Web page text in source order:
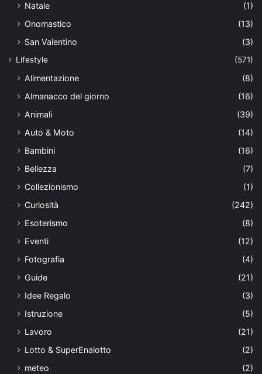
Natale
(1)
Onomastico
(13)
San Valentino
(3)
Lifestyle (571)
Alimentazione
(8)
Almanacco del giorno
(16)
Animali
(39)
Auto & Moto
(14)
Bambini
(16)
Bellezza
(7)
Collezionismo
(1)
Curiosità
(242)
Esoterismo
(8)
Eventi
(12)
Fotografia
(4)
Guide
(21)
Idee Regalo
(3)
Istruzione
(5)
Lavoro
(21)
Lotto & SuperEnalotto
(2)
meteo
(2)